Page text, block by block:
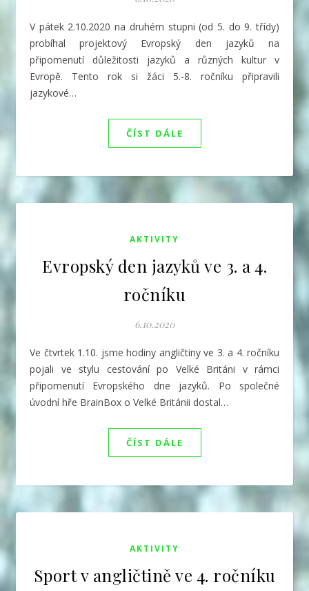
V pátek 2.10.2020 na druhém stupni (od 5. do 9. třídy)
probíhal projektový Evropský den jazyků na
připomenutí důležitosti jazyků a různých kultur v
Evropě. Tento rok si žáci 5.-8. ročníku připravili
jazykové…
ČÍST DÁLE
AKTIVITY
Evropský den jazyků ve 3. a 4.
ročníku
6.10.2020
Ve čtvrtek 1.10. jsme hodiny angličtiny ve 3. a 4. ročníku
pojali ve stylu cestování po Velké Británi v rámci
připomenutí Evropského dne jazyků. Po společné
úvodní hře BrainBox o Velké Británii dostal…
ČÍST DÁLE
AKTIVITY
Sport v angličtině ve 4. ročníku